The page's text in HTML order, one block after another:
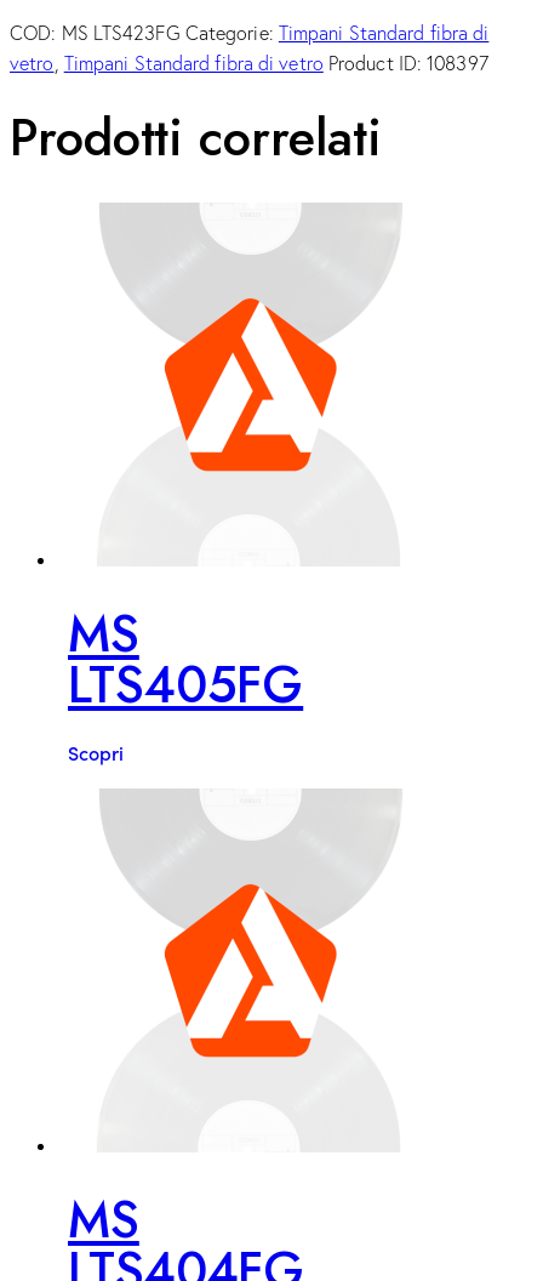
COD: MS LTS423FG Categorie: Timpani Standard fibra di
vetro, Timpani Standard fibra di vetro Product ID:108397
Prodotti correlati
MS
LTS405FG
Scopri
MS